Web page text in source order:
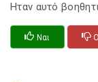
Ηταν αυτό
Ναι